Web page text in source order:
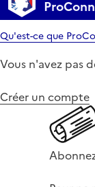
Qu'est-ce que
Vous n'avez pas
Créer un compte